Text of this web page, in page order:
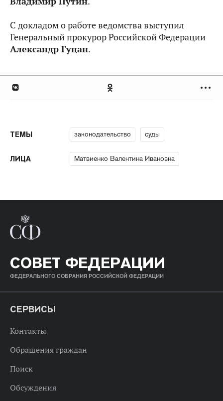
С докладом о работе ведомства выступил
Генеральный прокурор Российской Федерации
Александр Гуцан.
ТЕМЫ законодательство суды
ЛИЦА Матвиенко Валентина Ивановна
СОВЕТ ФЕДЕРАЦИИ
ФЕДЕРАЛЬНОГО СОБРАНИЯ РОССИЙСКОЙ ФЕДЕРАЦИИ
СЕРВИСЫ
Контакты
Обращения граждан
Поиск
Обсуждения